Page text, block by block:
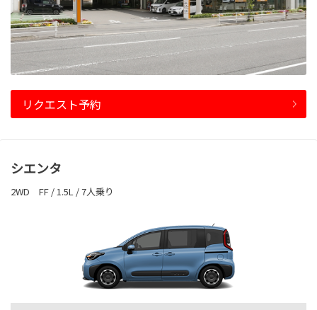
リクエスト予約
シエンタ
2WD FF / 1.5L / 7人乗り